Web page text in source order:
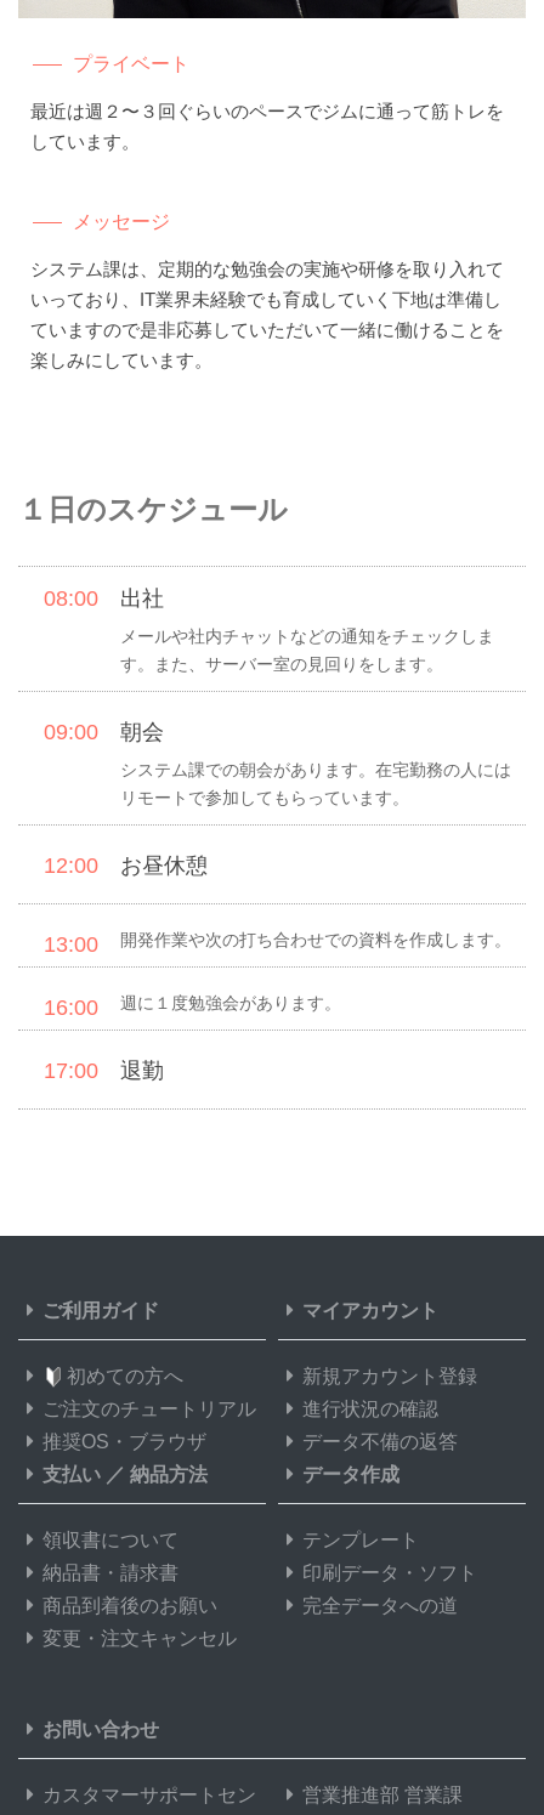
プライベート
最近は週２〜３回ぐらいのペースでジムに通って筋トレを
しています。
メッセージ
システム課は、定期的な勉強会の実施や研修を取り入れて
いっており、IT業界未経験でも育成していく下地は準備し
ていますので是非応募していただいて一緒に働けることを
楽しみにしています。
１日のスケジュール
08:00 出社
メールや社内チャットなどの通知をチェックしま
す。また、サーバー室の見回りをします。
09:00 朝会
システム課での朝会があります。在宅勤務の人には
リモートで参加してもらっています。
12:00 お昼休憩
13:00 開発作業や次の打ち合わせでの資料を作成します。
16:00 週に１度勉強会があります。
17:00 退勤
ご利用ガイド
初めての方へ
ご注文のチュートリアル
推奨OS・ブラウザ
マイアカウント
新規アカウント登録
進行状況の確認
データ不備の返答
支払い ／ 納品方法
領収書について
納品書・請求書
商品到着後のお願い
変更・注文キャンセル
データ作成
テンプレート
印刷データ・ソフト
完全データへの道
お問い合わせ
カスタマーサポートセン
営業推進部 営業課